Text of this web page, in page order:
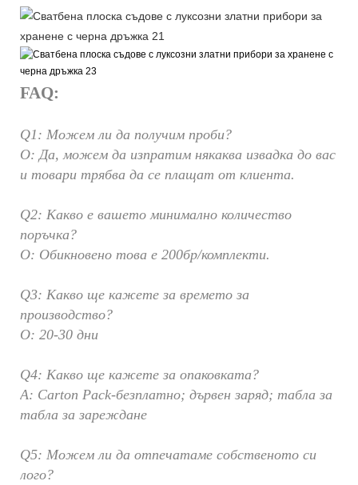
FAQ:
Q1: Можем ли да получим проби?
О: Да, можем да изпратим някаква извадка до вас
и товари трябва да се плащат от клиента.
Q2: Какво е вашето минимално количество
поръчка?
О: Обикновено това е 200бр/комплекти.
Q3: Какво ще кажете за времето за
производство?
О: 20-30 дни
Q4: Какво ще кажете за опаковката?
A: Carton Pack-безплатно; дървен заряд; табла за
табла за зареждане
Q5: Можем ли да отпечатаме собственото си
лого?